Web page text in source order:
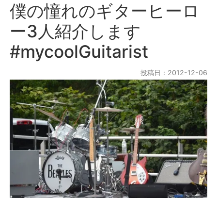
僕の憧れのギターヒーロ
ー3人紹介します
#mycoolGuitarist
投稿日：2012-12-06